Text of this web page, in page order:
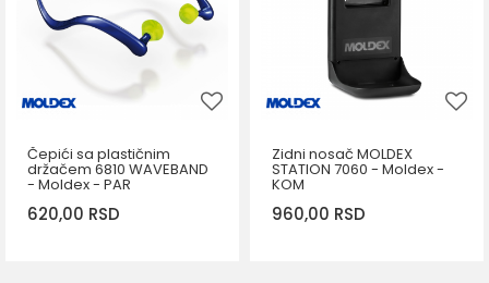
Čepići sa plastičnim
držačem 6810 WAVEBAND
- Moldex - PAR
620,00 RSD
Zidni nosač MOLDEX
STATION 7060 - Moldex -
KOM
960,00 RSD